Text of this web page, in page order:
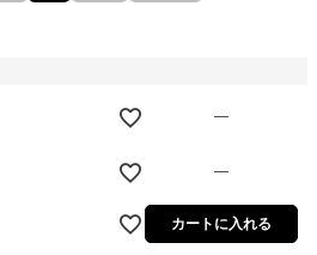
—
—
カートに入れる